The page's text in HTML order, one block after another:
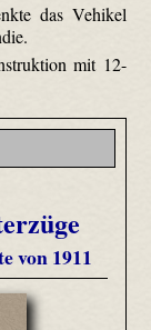
das Vehikel
mit 12-
von 1911